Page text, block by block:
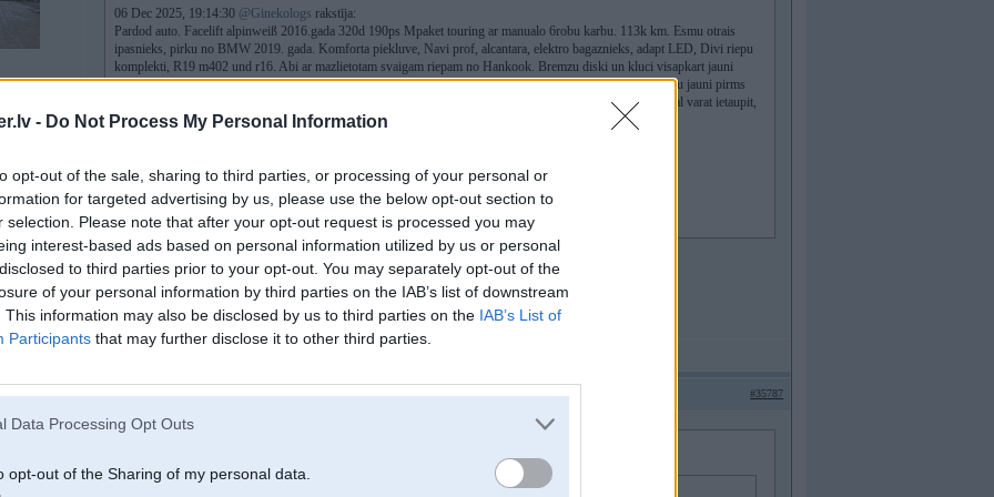
- Do Not Process My Personal Information
opt-out of the sale, sharing to third parties, or processing of your personal or
for targeted advertising by us, please use the below opt-out section to
selection. Please note that after your opt-out request is processed you may
interest-based ads based on personal information utilized by us or personal
to third parties prior to your opt-out. You may separately opt-out of the
of your personal information by third parties on the IAB’s list of downstream
This information may also be disclosed by us to third parties on the IAB’s List of
Participants that may further disclose it to other third parties.
Data Processing Opt Outs
opt-out of the Sharing of my personal data.
e36 328
06 Dec 2025, 19:14:30 @Ginekologs rakstīja:
Pardod auto. Facelift alpinweiß 2016.gada 320d 190ps Mpaket touring ar manualo 6robu karbu. 113k km. Esmu otrais
ipasnieks, pirku no BMW 2019. gada. Komforta piekluve, Navi prof, alcantara, elektro bagaznieks, adapt LED, Divi riepu
komplekti, R19 m402 und r16. Abi ar mazlietotam svaigam riepam no Hankook. Bremzu diski un kluci visapkart jauni
pirms pusotra gada viss oem no bmw pie bmw. Vel braukt un braukt. AGR und airbags sturei par atsaukumu jauni pirms
kkadiem 20000km. Ir visi papiri, pie nopietnas intereses viss redzams. Auto stingrs un nenopists! Carvertical varat ietaupit,
tur neka nav. Pardodu, jo gribu 540i g31.
Auto atrodas Vacija pie Dortmundes!
Auto mana profila bilde. Info und bildes Whatsapp:
017767 nulle nulle 646
17000 bez R19.
Notitus un sistus nopistenus par attiecigam cenam varat pirkt Lietuva un pie perekupiem Lv.
16. Dec 2025, 11:59 #35787